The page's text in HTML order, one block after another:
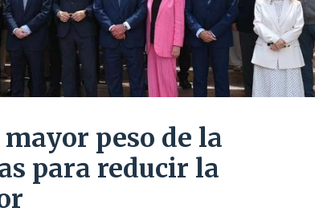
peso de la
para reducir la